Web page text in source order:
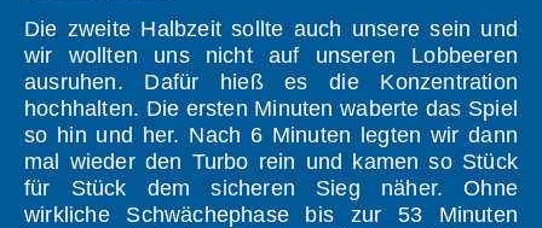
Die zweite Halbzeit sollte auch unsere sein und
wir wollten uns nicht auf unseren Lobbeeren
ausruhen. Dafür hieß es die Konzentration
hochhalten. Die ersten Minuten waberte das Spiel
so hin und her. Nach 6 Minuten legten wir dann
mal wieder den Turbo rein und kamen so Stück
für Stück dem sicheren Sieg näher. Ohne
wirkliche Schwächephase bis zur 53 Minuten